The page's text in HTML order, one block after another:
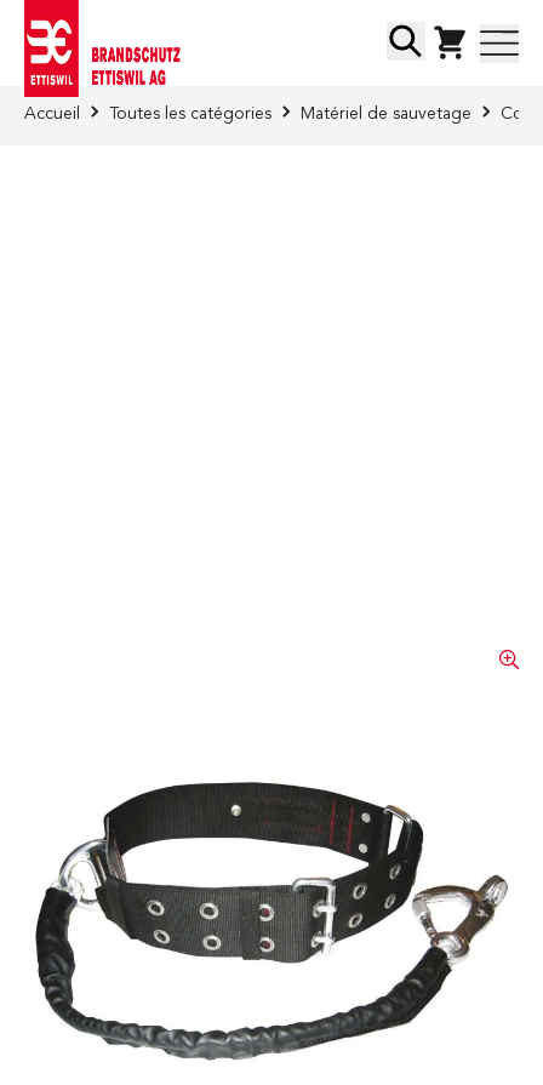
Chercher
Accueil Toutes les catégories Matériel de sauvetage
Ceinture de sécurité avec
anneau multifonctions
Conforme à la nouvelle norme DIN 14927
révisée. Toutes les ceintures avec boucle à
deux ergots.Les ceintures sont équipées au
choix de mousquetons avec Twistlock.